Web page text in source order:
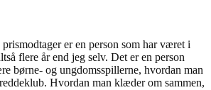
er en person som har været i
flere år end jeg selv. Det er en person
børne- og ungdomsspillerne, hvordan man
Hvordan man klæder om sammen,